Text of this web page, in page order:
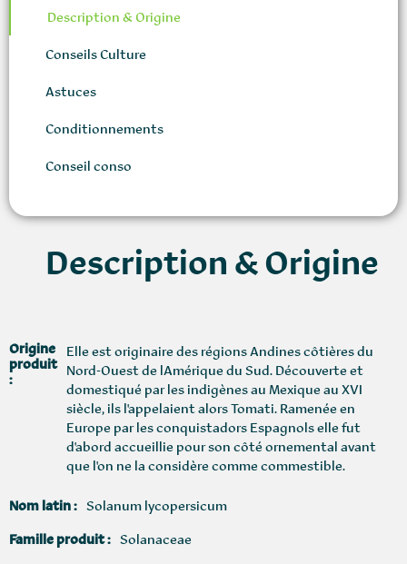
Description & Origine
Conseils Culture
Astuces
Conditionnements
Conseil conso
Description & Origine
Origine
produit
:
Elle est originaire des régions Andines côtières du
Nord-Ouest de lAmérique du Sud. Découverte et
domestiqué par les indigènes au Mexique au XVI
siècle, ils l'appelaient alors Tomati. Ramenée en
Europe par les conquistadors Espagnols elle fut
d'abord accueillie pour son côté ornemental avant
que l'on ne la considère comme commestible.
Nom latin : Solanum lycopersicum
Famille produit : Solanaceae